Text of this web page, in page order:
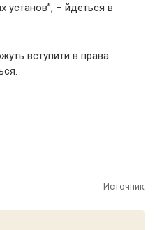
установ”, – йдеться в
вступити в права
Источник